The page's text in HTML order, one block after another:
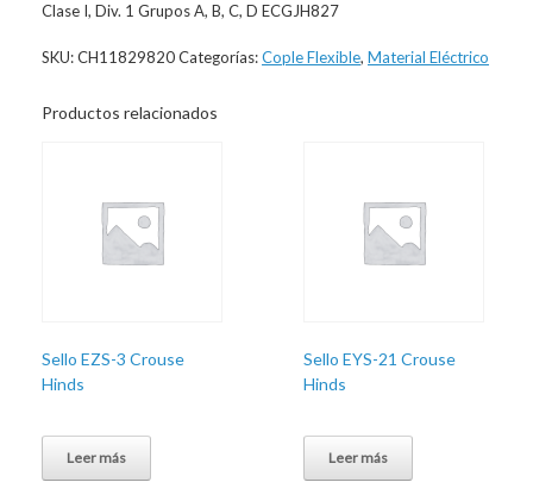
Clase I, Div. 1 Grupos A, B, C, D ECGJH827
SKU:CH11829820Categorías:Cople Flexible, Material Eléctrico
Productos relacionados
Sello EZS-3 Crouse
Hinds
Leer más
Sello EYS-21 Crouse
Hinds
Leer más